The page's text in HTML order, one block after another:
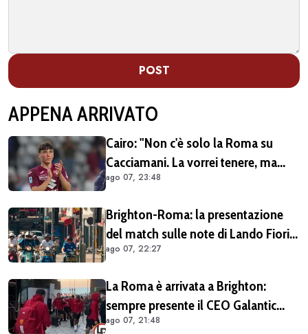
POST
APPENA ARRIVATO
Cairo: "Non c'è solo la Roma su
Cacciamani. La vorrei tenere, ma
vediamo"
ago 07, 23:48
Brighton-Roma: la presentazione
del match sulle note di Lando Fiorini
(VIDEO)
ago 07, 22:27
La Roma è arrivata a Brighton:
sempre presente il CEO Galantic
(VIDEO)
ago 07, 21:48